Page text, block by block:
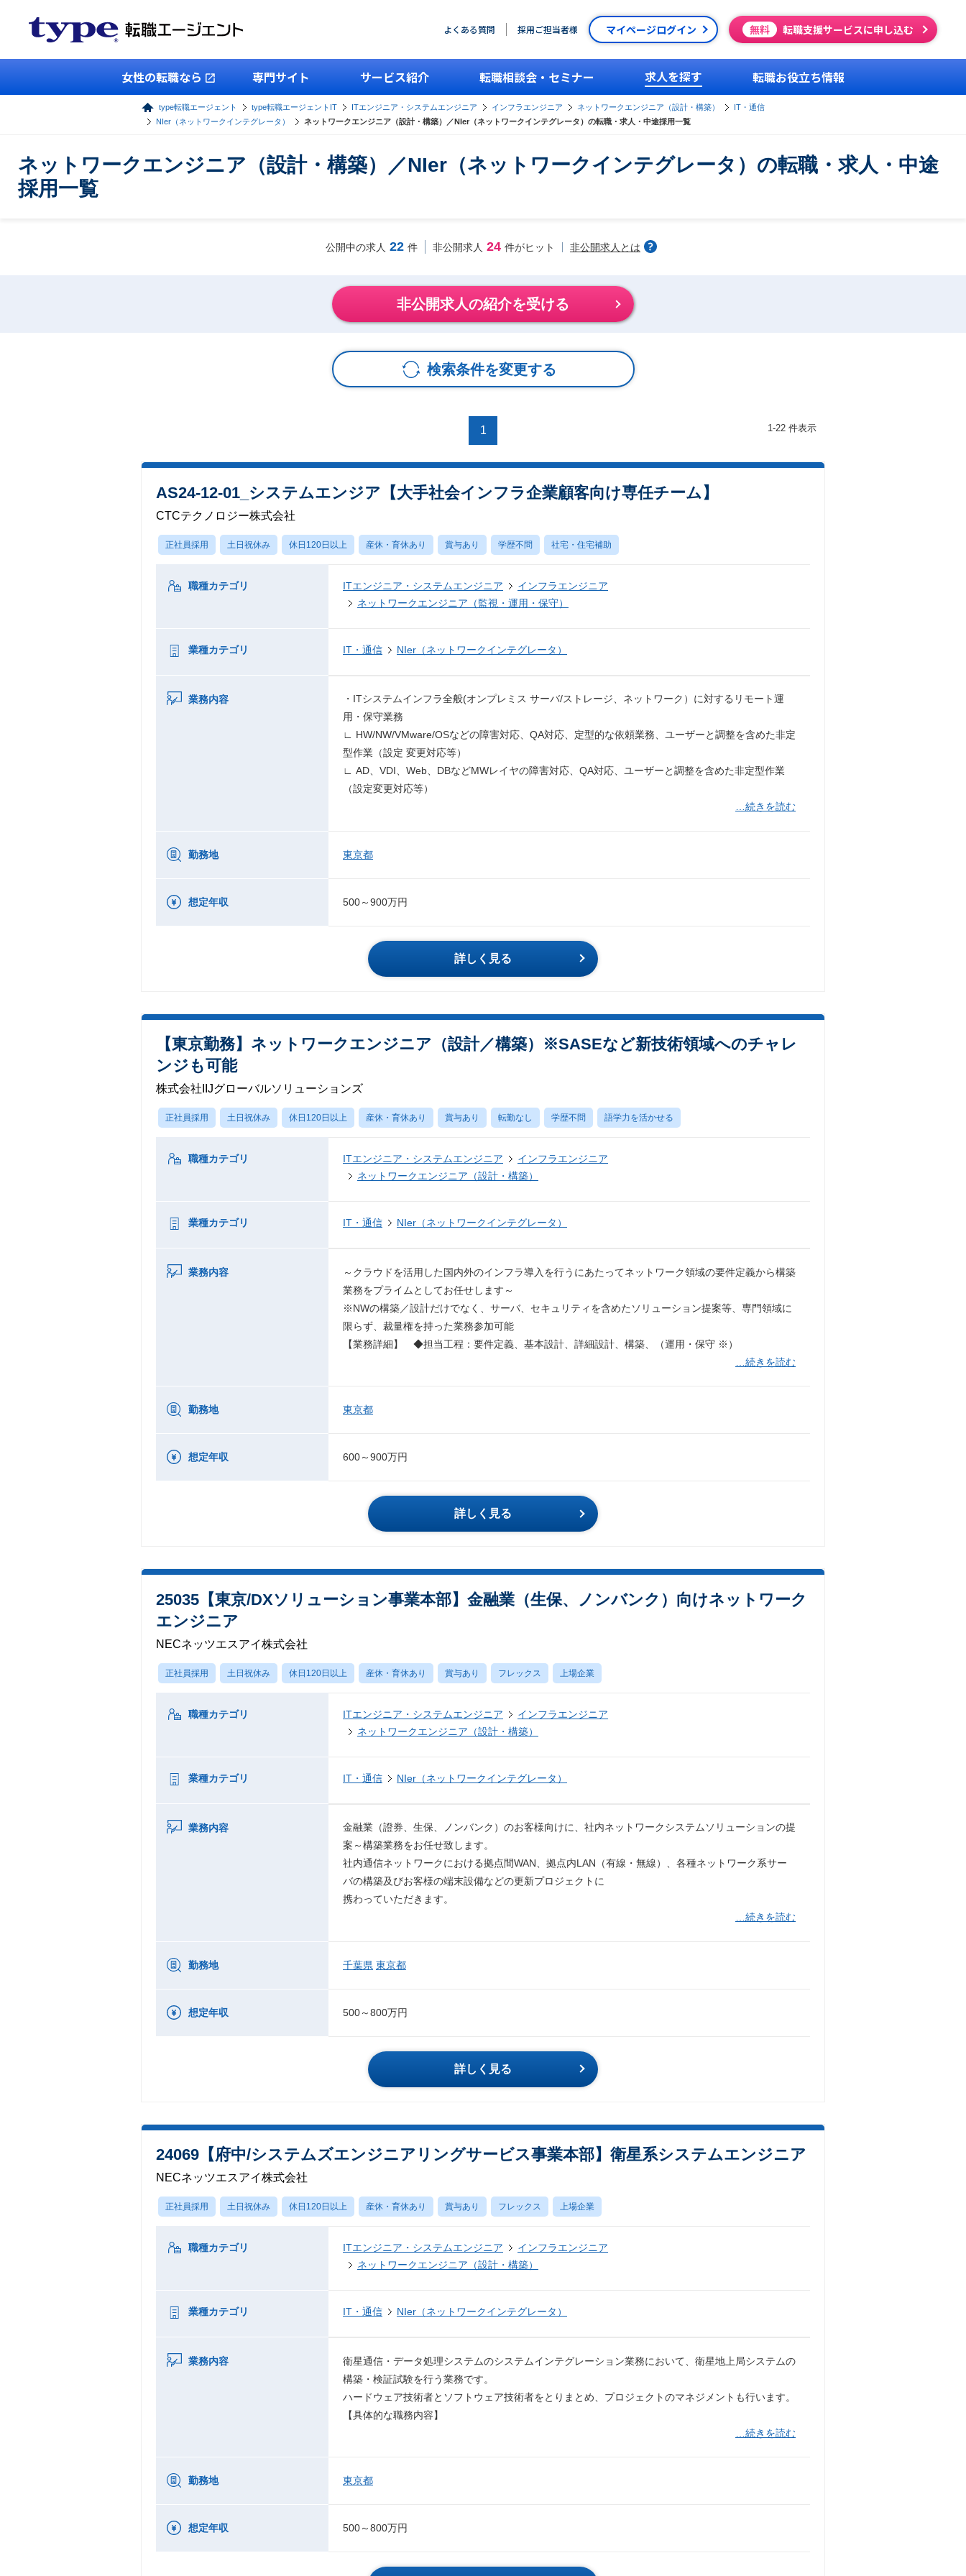
よくある質問 採用ご担当者様 マイページログイン 無料 転職支援サービスに申し込む
女性の転職なら 専門サイト サービス紹介 転職相談会・セミナー 求人を探す 転職お役立ち情報
type転職エージェント type転職エージェントIT ITエンジニア・システムエンジニア インフラエンジニア ネットワークエンジニア（設計・構築）
IT・通信
NIer（ネットワークインテグレータ）
ネットワークエンジニア（設計・構築）／NIer（ネットワークインテグレータ）の転職・求人・中途採用一覧
ネットワークエンジニア（設計・構築）／NIer（ネットワークインテグレータ）の転職・求人・中途
採用一覧
公開中の求人 22 件 非公開求人 24 件がヒット 非公開求人とは
非公開求人の紹介を受ける
検索条件を変更する
1 1-22 件表示
AS24-12-01_システムエンジア【大手社会インフラ企業顧客向け専任チーム】
CTCテクノロジー株式会社
正社員採用 土日祝休み 休日120日以上 産休・育休あり 賞与あり 学歴不問 社宅・住宅補助
職種カテゴリ ITエンジニア・システムエンジニア
インフラエンジニア
ネットワークエンジニア（監視・運用・保守）
業種カテゴリ IT・通信 NIer（ネットワークインテグレータ）
業務内容
・ITシステムインフラ全般(オンプレミス サーバ/ストレージ、ネットワーク）に対するリモート運
用・保守業務
∟ HW/NW/VMware/OSなどの障害対応、QA対応、定型的な依頼業務、ユーザーと調整を含めた非定
型作業（設定 変更対応等）
∟ AD、VDI、Web、DBなどMWレイヤの障害対応、QA対応、ユーザーと調整を含めた非定型作業
（設定変更対応等）
…続きを読む
勤務地 東京都
想定年収 500～900万円
詳しく見る
【東京勤務】ネットワークエンジニア（設計／構築）※SASEなど新技術領域へのチャレ
ンジも可能
株式会社IIJグローバルソリューションズ
正社員採用 土日祝休み 休日120日以上 産休・育休あり 賞与あり 転勤なし 学歴不問 語学力を活かせる
職種カテゴリ ITエンジニア・システムエンジニア
インフラエンジニア
ネットワークエンジニア（設計・構築）
業種カテゴリ IT・通信 NIer（ネットワークインテグレータ）
業務内容
～クラウドを活用した国内外のインフラ導入を行うにあたってネットワーク領域の要件定義から構築
業務をプライムとしてお任せします～
※NWの構築／設計だけでなく、サーバ、セキュリティを含めたソリューション提案等、専門領域に
限らず、裁量権を持った業務参加可能
【業務詳細】 ◆担当工程：要件定義、基本設計、詳細設計、構築、（運用・保守 ※）
…続きを読む
勤務地 東京都
想定年収 600～900万円
詳しく見る
25035【東京/DXソリューション事業本部】金融業（生保、ノンバンク）向けネットワーク
エンジニア
NECネッツエスアイ株式会社
正社員採用 土日祝休み 休日120日以上 産休・育休あり 賞与あり フレックス 上場企業
職種カテゴリ ITエンジニア・システムエンジニア
インフラエンジニア
ネットワークエンジニア（設計・構築）
業種カテゴリ IT・通信 NIer（ネットワークインテグレータ）
業務内容
金融業（證券、生保、ノンバンク）のお客様向けに、社内ネットワークシステムソリューションの提
案～構築業務をお任せ致します。
社内通信ネットワークにおける拠点間WAN、拠点内LAN（有線・無線）、各種ネットワーク系サー
バの構築及びお客様の端末設備などの更新プロジェクトに
携わっていただきます。
…続きを読む
勤務地 千葉県 東京都
想定年収 500～800万円
詳しく見る
24069【府中/システムズエンジニアリングサービス事業本部】衛星系システムエンジニア
NECネッツエスアイ株式会社
正社員採用 土日祝休み 休日120日以上 産休・育休あり 賞与あり フレックス 上場企業
職種カテゴリ ITエンジニア・システムエンジニア
インフラエンジニア
ネットワークエンジニア（設計・構築）
業種カテゴリ IT・通信 NIer（ネットワークインテグレータ）
業務内容
衛星通信・データ処理システムのシステムインテグレーション業務において、衛星地上局システムの
構築・検証試験を行う業務です。
ハードウェア技術者とソフトウェア技術者をとりまとめ、プロジェクトのマネジメントも行います。
【具体的な職務内容】
…続きを読む
勤務地 東京都
想定年収 500～800万円